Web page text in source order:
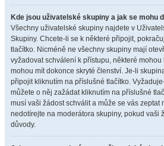
Kde jsou uživatelské skupiny a jak se mohu
Všechny uživatelské skupiny najdete v
Skupiny. Chcete-li se k některé připojit,
tlačítko. Nicméně ne všechny skupiny mají
vyžadovat schválení k přístupu, některé mohou
mohou mít dokonce skryté členství. Je-li
připojit kliknutím na příslušné tlačítko.
můžete o něj zažádat kliknutím na příslušné
musí vaši žádost schválit a může se vás zeptat
nedotírejte na moderátora skupiny, pokud vaši
důvody.